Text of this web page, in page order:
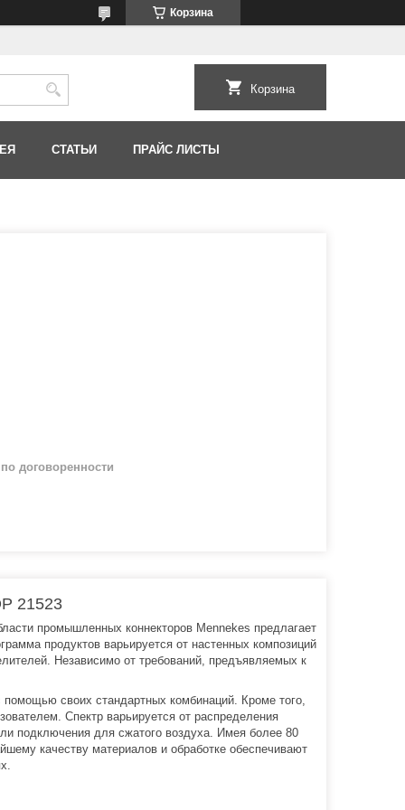
Корзина
Корзина
СТАТЬИ ПРАЙС ЛИСТЫ
по договоренности
21523
промышленных коннекторов Mennekes предлагает
продуктов варьируется от настенных композиций
Независимо от требований, предъявляемых к
своих стандартных комбинаций. Кроме того,
Спектр варьируется от распределения
подключения для сжатого воздуха. Имея более 80
качеству материалов и обработке обеспечивают